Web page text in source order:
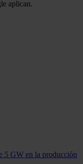
aplican.
5 GW en la producción